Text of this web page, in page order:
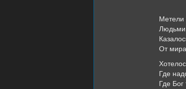
*
Метели
Людьми
От
Где
Где Бог